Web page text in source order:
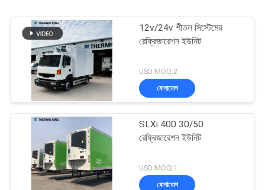
12v/24v শীতল সিস্টেমের
রেফ্রিজারেশন ইউনিট
USD MOQ:2
যোগাযোগ
SLXi 400 30/50
রেফ্রিজারেশন ইউনিট
USD MOQ:1
যোগাযোগ